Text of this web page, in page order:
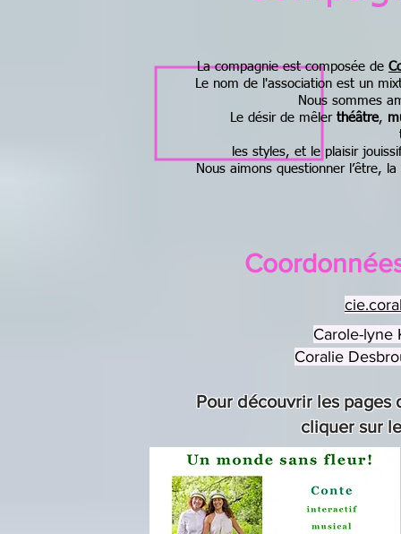
La compagnie est composée de
Le nom de l'association est un
Nous sommes
Le désir de mêler théâtre,
les styles, et le plaisir
Nous aimons questionner l’être,
Carole-lyne
Coralie
Pour découvrir les pages
cliquer sur